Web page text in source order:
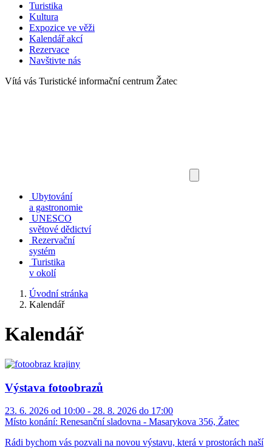
Turistika
Kultura
Expozice ve věži
Kalendář akcí
Rezervace
Navštivte nás
Vítá vás Turistické informační centrum Žatec
Ubytování
a gastronomie
UNESCO
světové dědictví
Rezervační
systém
Turistika
v okolí
Úvodní stránka
Kalendář
Kalendář
Výstava fotoobrazů
23. 6. 2026 od 10:00 - 28. 8. 2026 do 17:00
Místo konání: Renesanční sladovna - Masarykova 356, Žatec
Rádi bychom vás pozvali na novou výstavu, která v prostorách naší